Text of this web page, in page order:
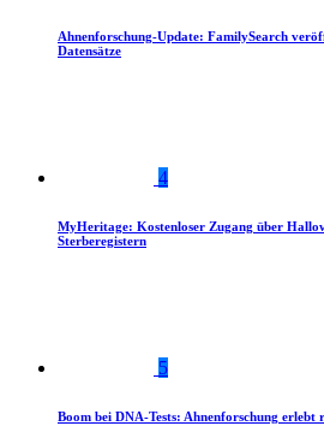
Ahnenforschung-Update: FamilySearch
Datensätze
4
MyHeritage: Kostenloser Zugang über
Sterberegistern
5
Boom bei DNA-Tests: Ahnenforschung erlebt